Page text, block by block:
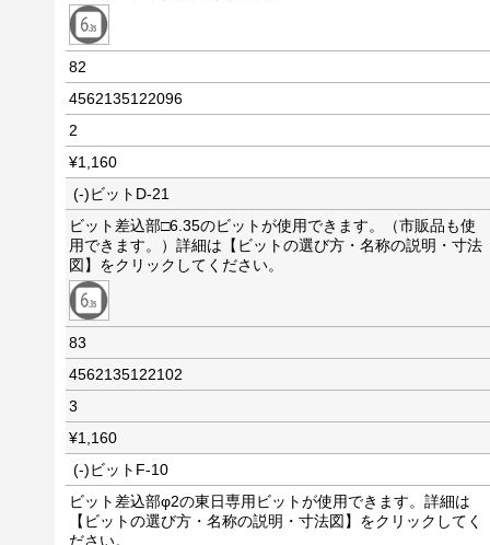
82
4562135122096
2
¥1,160
(-)ビットD-21
ビット差込部□6.35のビットが使用できます。（市販品も使
用できます。）詳細は【ビットの選び方・名称の説明・寸法
図】をクリックしてください。
83
4562135122102
3
¥1,160
(-)ビットF-10
ビット差込部φ2の東日専用ビットが使用できます。詳細は
【ビットの選び方・名称の説明・寸法図】をクリックしてく
ださい。